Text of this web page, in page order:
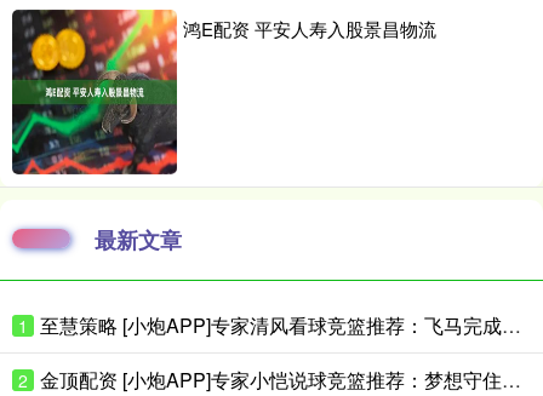
鸿E配资 平安人寿入股景昌物流
最新文章
1 至慧策略 [小炮APP]专家清风看球竞篮推荐：飞马完成复仇
2 金顶配资 [小炮APP]专家小恺说球竞篮推荐：梦想守住主场